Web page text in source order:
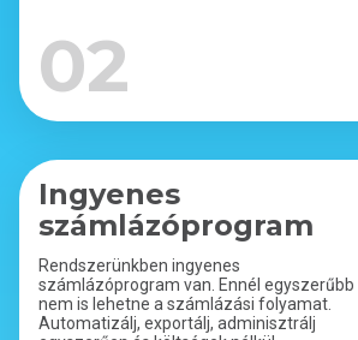
02
Ingyenes
számlázóprogram
Rendszerünkben ingyenes
számlázóprogram van. Ennél egyszerűbb
nem is lehetne a számlázási folyamat.
Automatizálj, exportálj, adminisztrálj